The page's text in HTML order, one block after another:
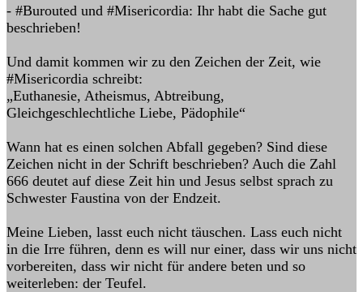
- #Burouted und #Misericordia: Ihr habt die Sache gut
beschrieben!
Und damit kommen wir zu den Zeichen der Zeit, wie
#Misericordia schreibt:
„Euthanesie, Atheismus, Abtreibung,
Gleichgeschlechtliche Liebe, Pädophile“
Wann hat es einen solchen Abfall gegeben? Sind diese
Zeichen nicht in der Schrift beschrieben? Auch die Zahl
666 deutet auf diese Zeit hin und Jesus selbst sprach zu
Schwester Faustina von der Endzeit.
Meine Lieben, lasst euch nicht täuschen. Lass euch nicht
in die Irre führen, denn es will nur einer, dass wir uns nicht
vorbereiten, dass wir nicht für andere beten und so
weiterleben: der Teufel.